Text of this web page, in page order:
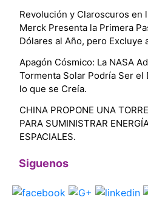
Revolución y Claroscuros en
Merck Presenta la Primera
Dólares al Año, pero Excluye
Apagón Cósmico: La NASA
Tormenta Solar Podría Ser
lo que se Creía.
CHINA PROPONE UNA
PARA SUMINISTRAR
ESPACIALES.
Siguenos